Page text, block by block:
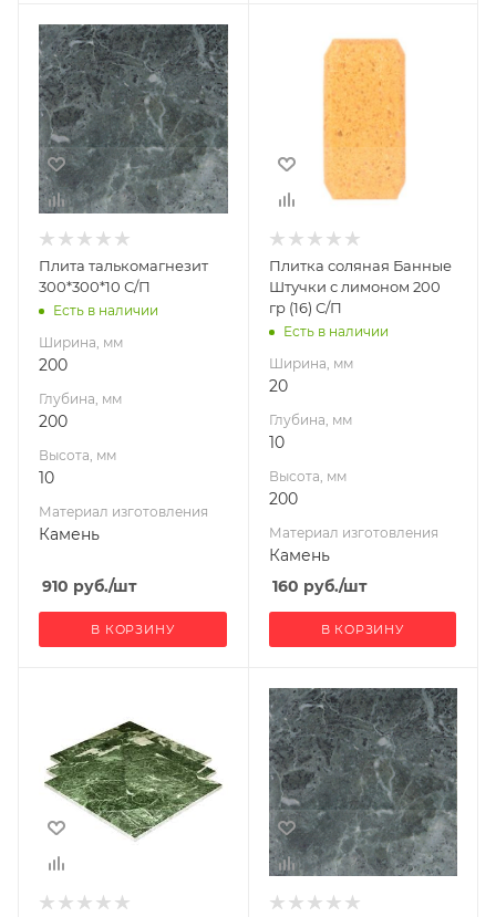
Ширина, мм
200
Глубина, мм
200
Высота, мм
10
Материал
Камень
Плита талькомагнезит
300*300*10 С/П
Есть в наличии
Ширина, мм
200
Глубина, мм
200
Высота, мм
10
Материал изготовления
Камень
910 руб./шт
В КОРЗИНУ
Глубина, мм
Высота, мм
200
Материал
Камень
Плитка соляная Банные
Штучки с лимоном 200
гр (16) С/П
Есть в наличии
Ширина, мм
20
Глубина, мм
10
Высота, мм
200
Материал изготовления
Камень
160 руб./шт
В КОРЗИНУ
Глубина, мм
10
Высота, мм
300
Габариты В*Ш*Г мм
Ширина, мм
300
Глубина, мм
10
Высота, мм
300
Габариты В*Ш*Г мм